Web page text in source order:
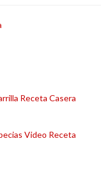
Receta Casera
Video Receta